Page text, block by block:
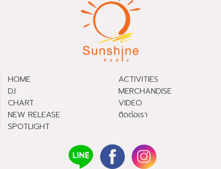
HOME
DJ
CHART
NEW RELEASE
SPOTLIGHT
ACTIVITIES
MERCHANDISE
VIDEO
ติดต่อเรา